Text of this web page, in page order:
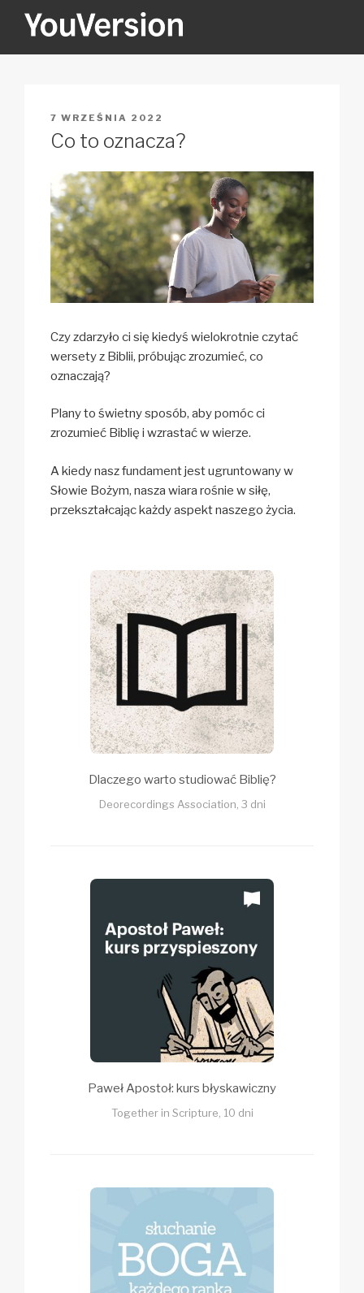
YOUVERSION
OPUBLIKOWANE
W
7 WRZEŚNIA 2022
Co to oznacza?
Czy zdarzyło ci się kiedyś wielokrotnie czytać
wersety z Biblii, próbując zrozumieć, co
oznaczają?
Plany to świetny sposób, aby pomóc ci
zrozumieć Biblię i wzrastać w wierze.
A kiedy nasz fundament jest ugruntowany w
Słowie Bożym, nasza wiara rośnie w siłę,
przekształcając każdy aspekt naszego życia.
Dlaczego warto studiować Biblię?
Deorecordings Association, 3 dni
Paweł Apostoł: kurs błyskawiczny
Together in Scripture, 10 dni